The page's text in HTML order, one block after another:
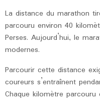
La distance du marathon
parcouru environ 40
Perses. Aujourd’hui, le
modernes.
Parcourir cette distance
coureurs s’entraînent
Chaque kilomètre